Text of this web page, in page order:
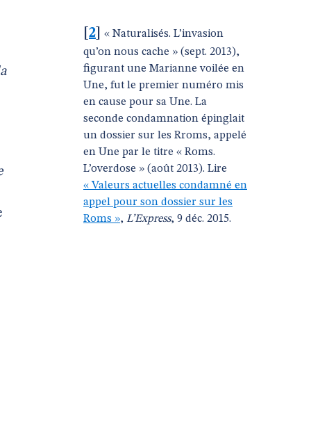
2
« Naturalisés. L’invasion
qu’on nous cache » (sept. 2013),
figurant une Marianne voilée en
Une, fut le premier numéro mis
en cause pour sa Une. La
seconde condamnation épinglait
un dossier sur les Rroms, appelé
en Une par le titre « Roms.
L’overdose » (août 2013). Lire
« Valeurs actuelles condamné en
appel pour son dossier sur les
Roms », L’Express, 9 déc. 2015.